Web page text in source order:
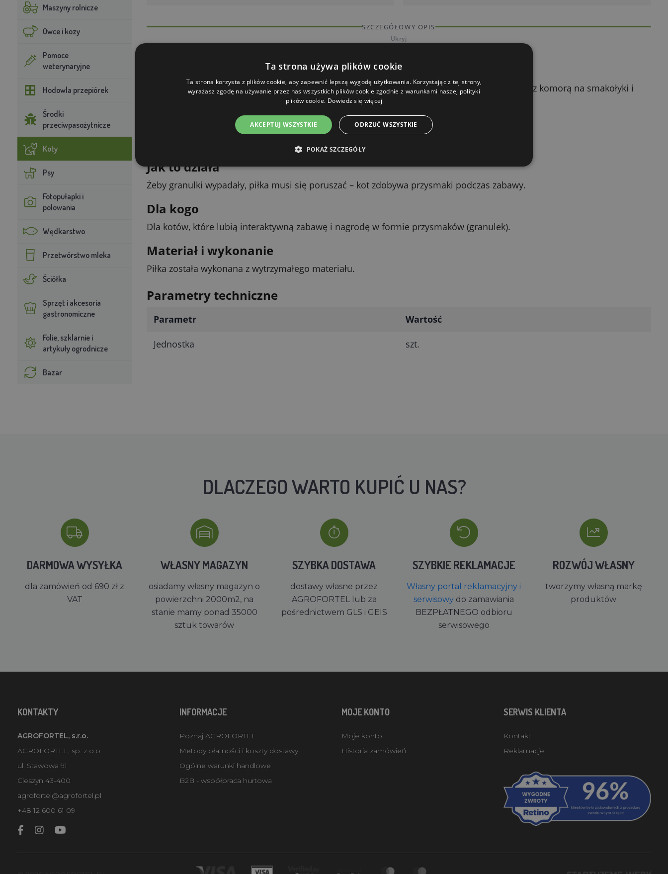
Maszyny rolnicze
Owce i kozy
Pomoce
weterynaryjne
Hodowla przepiórek
Środki
przeciwpasożytnicze
Koty
Psy
Fotopułapki i
polowania
Wędkarstwo
Przetwórstwo mleka
Ściółka
Sprzęt i akcesoria
gastronomiczne
Folie, szklarnie i
artykuły ogrodnicze
Bazar
SZCZEGÓŁOWY OPIS
Ukryj
Motywująca zabawka interaktywna dla kota – piłka na przysmaki to zabawka w kształcie piłki z komorą na smakołyki i
Napełnij zabawkę ulubioną karmą w granulkach przez otwór w piłce.
Jak to działa
Żeby granulki wypadały, piłka musi się poruszać – kot zdobywa przysmaki podczas zabawy.
Dla kogo
Dla kotów, które lubią interaktywną zabawę i nagrodę w formie przysmaków (granulek).
Materiał i wykonanie
Piłka została wykonana z wytrzymałego materiału.
Parametry techniczne
Parametr Wartość
Jednostka szt.
DLACZEGO WARTO KUPIĆ U NAS?
DARMOWA WYSYŁKA
dla zamówień od 690 zł z
VAT
WŁASNY MAGAZYN
osiadamy własny magazyn o
powierzchni 2000m2, na
stanie mamy ponad 35000
sztuk towarów
SZYBKA DOSTAWA
dostawy własne przez
AGROFORTEL lub za
pośrednictwem GLS i GEIS
SZYBKIE REKLAMACJE
Własny portal reklamacyjny i
serwisowy do zamawiania
BEZPŁATNEGO odbioru
serwisowego
ROZWÓJ WŁASNY
tworzymy własną markę
produktów
KONTAKTY
AGROFORTEL, s.r.o.
AGROFORTEL, sp. z o.o.
ul. Stawowa 91
Cieszyn 43-400
agrofortel@agrofortel.pl
+48 12 600 61 09
INFORMACJE
Poznaj AGROFORTEL
Metody płatności i koszty dostawy
Ogólne warunki handlowe
B2B - współpraca hurtowa
MOJE KONTO
Moje konto
Historia zamówień
SERWIS KLIENTA
Kontakt
Reklamacje
Ta strona używa plików cookie
Ta strona korzysta z plików cookie, aby zapewnić lepszą wygodę użytkowania. Korzystając z tej strony,
wyrażasz zgodę na używanie przez nas wszystkich plików cookie zgodnie z warunkami naszej polityki
plików cookie. Dowiedz się więcej
AKCEPTUJ WSZYSTKIE ODRZUĆ WSZYSTKIE
POKAŻ SZCZEGÓŁY